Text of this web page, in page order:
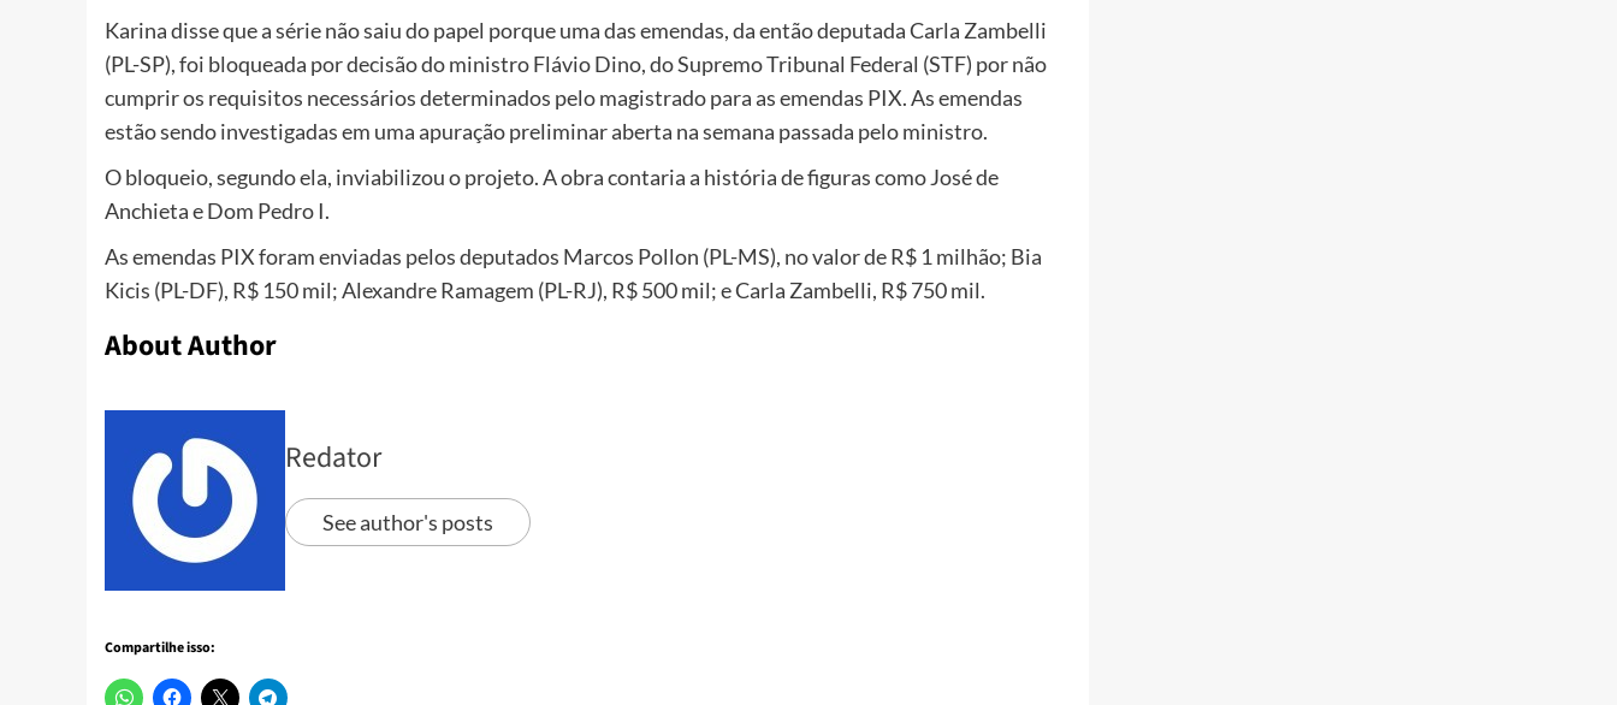
Karina disse que a série não saiu do papel porque uma das emendas, da então deputada Carla Zambelli
(PL-SP), foi bloqueada por decisão do ministro Flávio Dino, do Supremo Tribunal Federal (STF) por não
cumprir os requisitos necessários determinados pelo magistrado para as emendas PIX. As emendas
estão sendo investigadas em uma apuração preliminar aberta na semana passada pelo ministro.
O bloqueio, segundo ela, inviabilizou o projeto. A obra contaria a história de figuras como José de
Anchieta e Dom Pedro I.
As emendas PIX foram enviadas pelos deputados Marcos Pollon (PL-MS), no valor de R$ 1 milhão; Bia
Kicis (PL-DF), R$ 150 mil; Alexandre Ramagem (PL-RJ), R$ 500 mil; e Carla Zambelli, R$ 750 mil.
About Author
Redator
See author's posts
Compartilhe isso: